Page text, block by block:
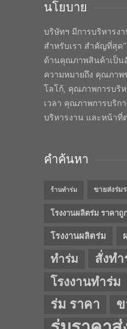
นโยบาย
บริษัทฯ มีการบริหารง
สำหรับเรา สำคัญที่สุด
ด้านคุณภาพสินค้าเป็
ความหมายถึง คุณภา
โลโก้, คุณภาพการบริห
เวลา คุณภาพการบริก
บริหารงาน และหน้าที่
คำค้นหา
ร้านทำร่ม ขายส่งร่ม
โรงงานผลิตร่ม ราคาถู
โรงงานผลิตร่ม
ทำร่ม
สั่งทำ
โรงงานทำร่ม
ร่ม ราคา ข